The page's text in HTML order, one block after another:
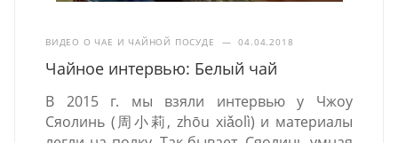
ВИДЕО О ЧАЕ И ЧАЙНОЙ ПОСУДЕ — 04.04.2018
Чайное интервью: Белый чай
В 2015 г. мы взяли интервью у Чжоу
Сяолинь (周小莉, zhōu xiǎolì) и материалы